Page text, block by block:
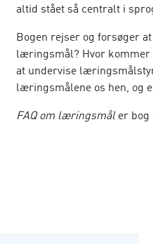
altid stået så centralt i
Bogen rejser og forsøger
læringsmål? Hvor kommer
at undervise
læringsmålene os hen, og
FAQ om læringsmål er bog